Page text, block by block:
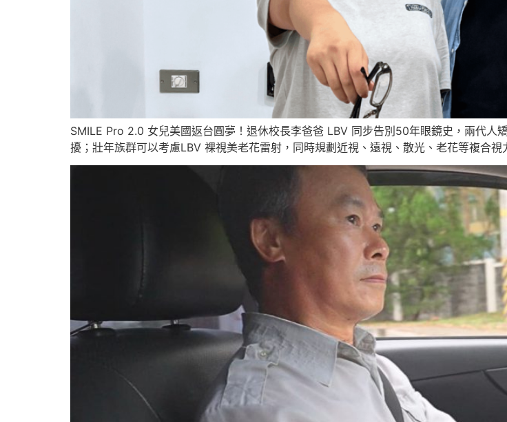
SMILE Pro 2.0 女兒美國返台圓夢！退休校長李爸爸 LBV 同步告別50年眼鏡史，兩代
擾；壯年族群可以考慮LBV 裸視美老花雷射，同時規劃近視、遠視、散光、老花等複合